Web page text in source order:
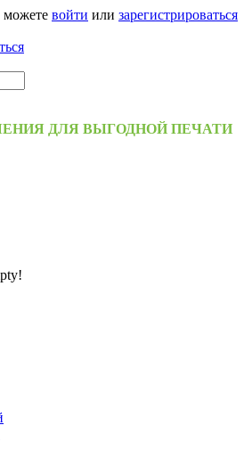
войти или зарегистрироваться
ДЛЯ ВЫГОДНОЙ ПЕЧАТИ